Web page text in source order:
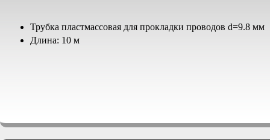
Трубка пластмассовая для прокладки проводов d=9.8 мм
Длина: 10 м